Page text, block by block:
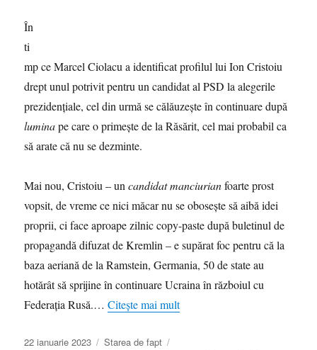
comunism,
ba
chiar
rău
În
ti
mp ce Marcel Ciolacu a identificat profilul lui Ion Cristoiu
drept unul potrivit pentru un candidat al PSD la alegerile
prezidențiale, cel din urmă se călăuzește în continuare după
luminape care o primește de la Răsărit, cel mai probabil ca
să arate că nu se dezminte.
Mai nou, Cristoiu – uncandidat manciurianfoarte prost
vopsit, de vreme ce nici măcar nu se obosește să aibă idei
proprii, ci face aproape zilnic copy-paste după buletinul de
propagandă difuzat de Kremlin – e supărat foc pentru că la
baza aeriană de la Ramstein, Germania, 50 de state au
hotărât să sprijine în continuare Ucraina în războiul cu
Federația Rusă.…Citește mai mult
Publicat
22 ianuarie 2023 Categorii
Starea de fapt